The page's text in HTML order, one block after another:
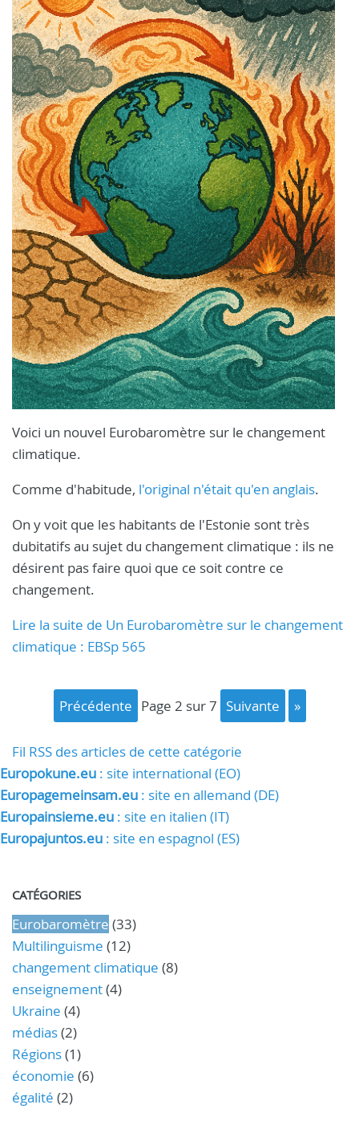
Voici un nouvel Eurobaromètre sur le changement
climatique.
Comme d'habitude, l'original n'était qu'en anglais.
On y voit que les habitants de l'Estonie sont très
dubitatifs au sujet du changement climatique : ils ne
désirent pas faire quoi que ce soit contre ce
changement.
Lire la suite de Un Eurobaromètre sur le changement
climatique : EBSp 565
précédente page 2 sur 7 suivante »
Fil RSS des articles de cette catégorie
Europokune.eu : site international (EO)
Europagemeinsam.eu : site en allemand (DE)
Europainsieme.eu : site en italien (IT)
Europajuntos.eu : site en espagnol (ES)
CATÉGORIES
Eurobaromètre (33)
Multilinguisme (12)
changement climatique (8)
enseignement(4)
Ukraine (4)
médias(2)
Régions(1)
économie (6)
égalité (2)